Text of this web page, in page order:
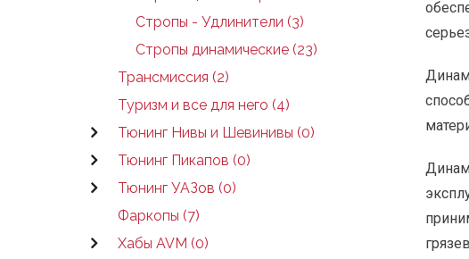
Стропы - Удлинители (3)
Стропы динамические (23)
Трансмиссия (2)
Туризм и все для него (4)
Тюнинг Нивы и Шевинивы (0)
Тюнинг Пикапов (0)
Тюнинг УАЗов (0)
Фаркопы (7)
Хабы AVM (0)